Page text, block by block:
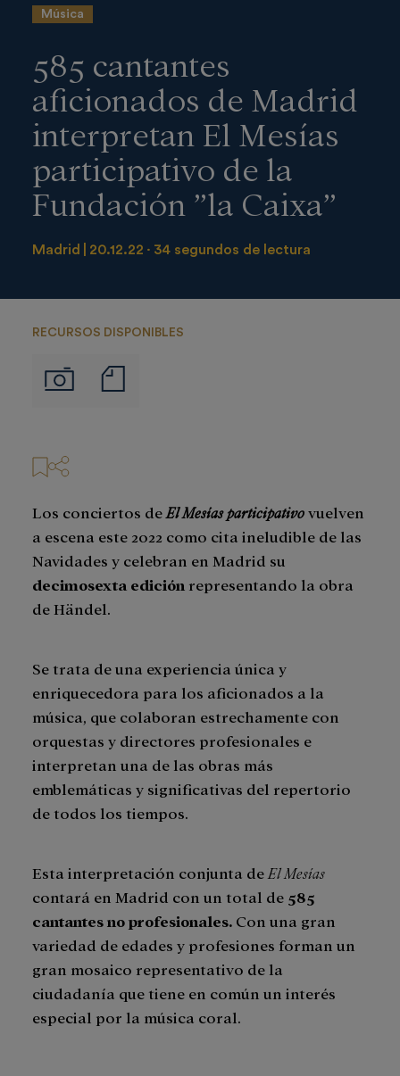
Música
585 cantantes
aficionados de Madrid
interpretan El Mesías
participativo de la
Fundación ”la Caixa”
Madrid 20.12.22 34 segundos de lectura
RECURSOS DISPONIBLES
Imágenes
de
Los conciertos deEl Mesías participativovuelven
a escena este 2022 como cita ineludible de las
Navidades y celebran en Madrid su
decimosexta edición representando la obra
de Händel.
Se trata de una experiencia única y
enriquecedora para los aficionados a la
música, que colaboran estrechamente con
orquestas y directores profesionales e
interpretan una de las obras más
emblemáticas y significativas del repertorio
de todos los tiempos.
Esta interpretación conjunta de El Mesías
contará en Madrid con un total de 585
cantantes no profesionales. Con una gran
variedad de edades y profesiones forman un
gran mosaico representativo de la
ciudadanía que tiene en común un interés
especial por la música coral.